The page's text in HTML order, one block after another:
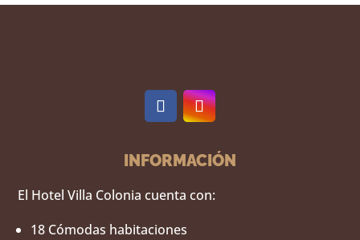
INFORMACIÓN
El Hotel Villa Colonia cuenta con:
18 Cómodas habitaciones